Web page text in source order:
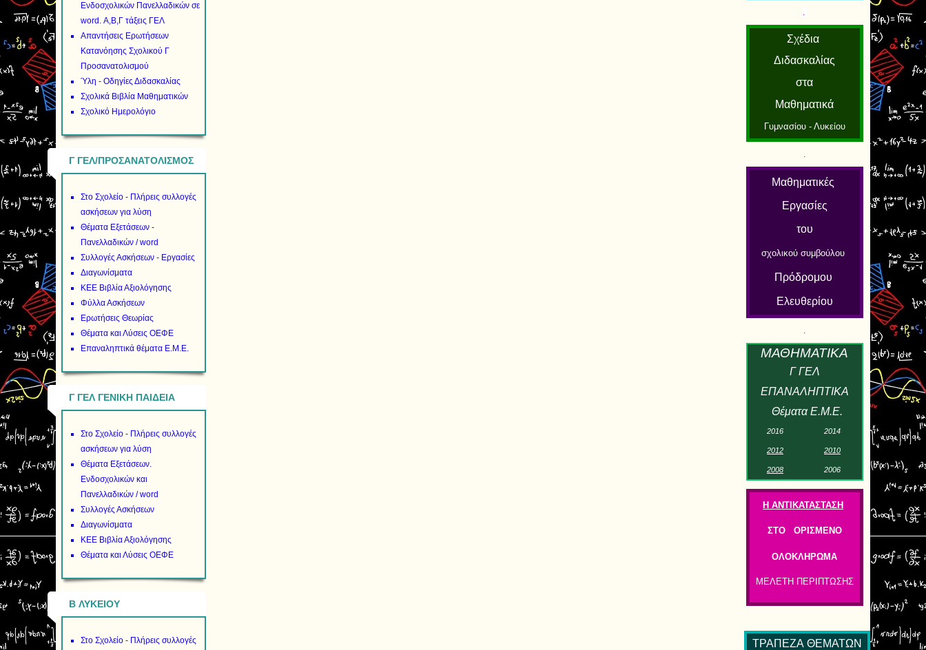
Ενδοσχολικών Πανελλαδικών σε
word. Α,Β,Γ τάξεις ΓΕΛ
Απαντήσεις Ερωτήσεων
Κατανόησης Σχολικού Γ
Προσανατολισμού
Ύλη - Οδηγίες Διδασκαλίας
Σχολικά Βιβλία Μαθηματικών
Σχολικό Ημερολόγιο
Γ ΓΕΛ/ΠΡΟΣΑΝΑΤΟΛΙΣΜΟΣ
Στο Σχολείο - Πλήρεις συλλογές
ασκήσεων για λύση
Θέματα Εξετάσεων -
Πανελλαδικών / word
Συλλογές Ασκήσεων - Εργασίες
Διαγωνίσματα
ΚΕΕ Βιβλία Αξιολόγησης
Φύλλα Ασκήσεων
Ερωτήσεις Θεωρίας
Θέματα και Λύσεις ΟΕΦΕ
Επαναληπτικά θέματα Ε.Μ.Ε.
Γ ΓΕΛ ΓΕΝΙΚΗ ΠΑΙΔΕΙΑ
Στο Σχολείο - Πλήρεις συλλογές
ασκήσεων για λύση
Θέματα Εξετάσεων.
Ενδοσχολικών και
Πανελλαδικών / word
Συλλογές Ασκήσεων
Διαγωνίσματα
ΚΕΕ Βιβλία Αξιολόγησης
Θέματα και Λύσεις ΟΕΦΕ
B ΛΥΚΕΙΟΥ
Στο Σχολείο - Πλήρεις συλλογές
.
Σχέδια
Διδασκαλίας
στα
Μαθηματικά
Γυμνασίου - Λυκείου
.
Μαθηματικές
Εργασίες
του
σχολικού συμβούλου
Πρόδρομου
Ελευθερίου
.
ΜΑΘΗΜΑΤΙΚΑ
Γ ΓΕΛ
ΕΠΑΝΑΛΗΠΤΙΚΑ
Θέματα Ε.Μ.Ε.
2016 2014
2012 2010
2008 2006
Η ΑΝΤΙΚΑΤΑΣΤΑΣΗ
ΣΤΟ ΟΡΙΣΜΕΝΟ
ΟΛΟΚΛΗΡΩΜΑ
ΜΕΛΕΤΗ ΠΕΡΙΠΤΩΣΗΣ
ΤΡΑΠΕΖΑΘΕΜΑΤΩΝ